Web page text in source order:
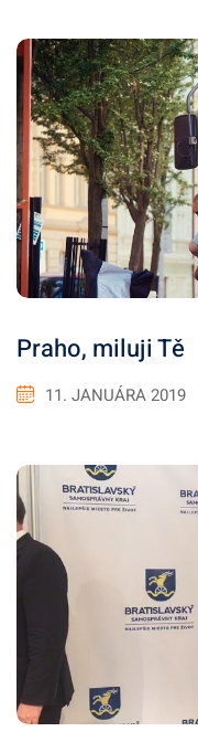
Praho, miluji Tě
11. JANUÁRA 2019